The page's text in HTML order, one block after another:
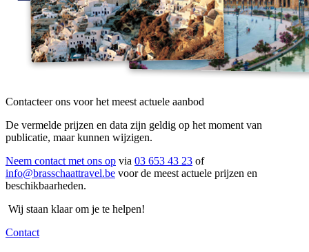
Contacteer ons voor het meest actuele aanbod
De vermelde prijzen en data zijn geldig op het moment van
publicatie, maar kunnen wijzigen.
Neem contact met ons op via 03 653 43 23 of
info@brasschaattravel.be voor de meest actuele prijzen en
beschikbaarheden.
Wij staan klaar om je te helpen!
Contact